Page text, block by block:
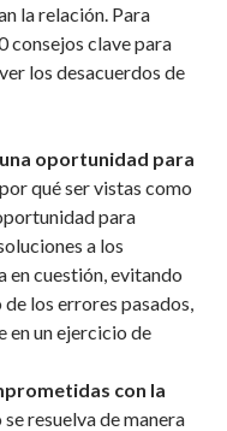
la relación. Para
consejos clave para
los desacuerdos de
oportunidad para
qué ser vistas como
para
a los
en cuestión, evitando
los errores pasados,
en un ejercicio de
con la
resuelva de manera